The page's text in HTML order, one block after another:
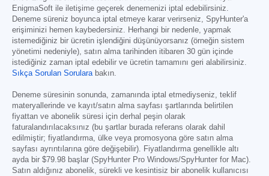
EnigmaSoft ile iletişime geçerek denemenizi iptal edebilirsiniz.
Deneme süreniz boyunca iptal etmeye karar verirseniz, SpyHunter'a
erişiminizi hemen kaybedersiniz. Herhangi bir nedenle, yapmak
istemediğiniz bir ücretin işlendiğini düşünüyorsanız (örneğin sistem
yönetimi nedeniyle), satın alma tarihinden itibaren 30 gün içinde
istediğiniz zaman iptal edebilir ve ücretin tamamını geri alabilirsiniz.
Sıkça Sorulan Sorularabakın.
Deneme süresinin sonunda, zamanında iptal etmediyseniz, teklif
materyallerinde ve kayıt/satın alma sayfası şartlarında belirtilen
fiyattan ve abonelik süresi için derhal peşin olarak
faturalandırılacaksınız (bu şartlar burada referans olarak dahil
edilmiştir; fiyatlandırma, ülke veya promosyona göre satın alma
sayfası ayrıntılarına göre değişebilir). Fiyatlandırma genellikle altı
ayda bir $79.98 başlar (SpyHunter Pro Windows/SpyHunter for Mac).
Satın aldığınız abonelik, sürekli ve kesintisiz bir abonelik kullanıcısı